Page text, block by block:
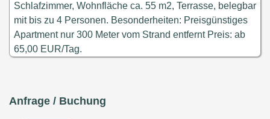
Schlafzimmer, Wohnfläche ca. 55 m2, Terrasse, belegbar
mit bis zu 4 Personen. Besonderheiten: Preisgünstiges
Apartment nur 300 Meter vom Strand entfernt Preis: ab
65,00 EUR/Tag.
Anfrage / Buchung